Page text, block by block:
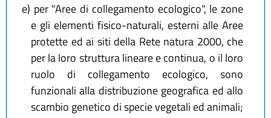
e) per "Aree di collegamento ecologico", le zone
e gli elementi fisico-naturali, esterni alle Aree
protette ed ai siti della Rete natura 2000, che
per la loro struttura lineare e continua, o il loro
ruolo di collegamento ecologico, sono
funzionali alla distribuzione geografica ed allo
scambio genetico di specie vegetali ed animali;